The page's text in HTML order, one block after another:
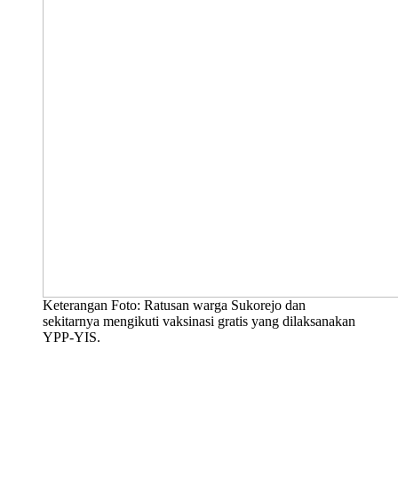
Keterangan Foto: Ratusan warga Sukorejo dan
sekitarnya mengikuti vaksinasi gratis yang dilaksanakan
YPP-YIS.